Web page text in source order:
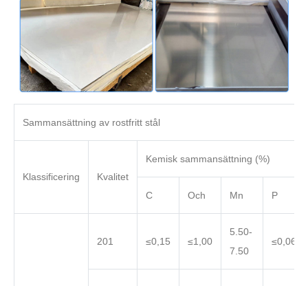
Sammansättning av rostfritt stål
Klassificering Kvalitet
Kemisk sammansättning (%)
C Och Mn P
201 ≤0,15 ≤1,00
5.50-
7.50
≤0,060